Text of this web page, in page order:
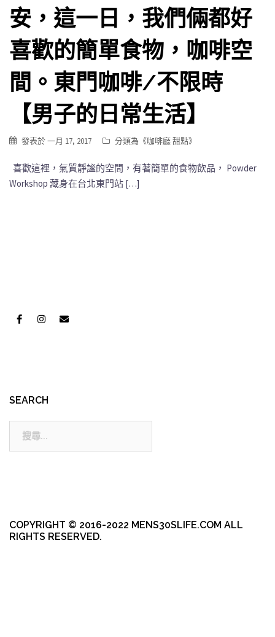
安，這一日，我們倆都好
喜歡的簡單食物，咖啡空
間。東門咖啡/不限時
【男子的日常生活】
發表於一月 17, 2017 分類為《咖啡廳 甜點》
喜歡這裡，氣質靜謐的空間，有著簡單的食物飲品， Powder
Workshop 藏身在台北東門站 […]
SEARCH
COPYRIGHT © 2016-2022 MENS30SLIFE.COM ALL
RIGHTS RESERVED.